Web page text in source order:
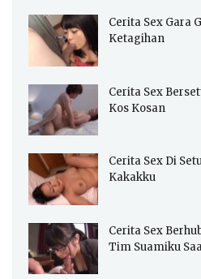
Cerita Sex Gara
Ketagihan
Cerita Sex
Kos Kosan
Cerita Sex Di
Kakakku
Cerita Sex
Tim Suamiku